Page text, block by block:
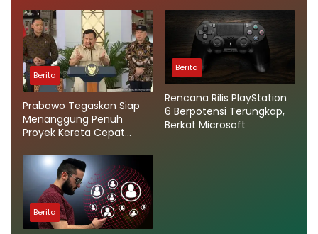
Berita
Prabowo Tegaskan Siap
Menanggung Penuh
Proyek Kereta Cepat
Berita
Rencana Rilis PlayStation
6 Berpotensi Terungkap,
Berkat Microsoft
Berita